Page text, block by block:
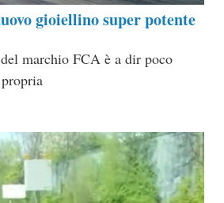
gioiellino super potente
marchio FCA è a dir poco